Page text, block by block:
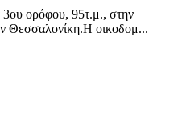
3ου ορόφου, 95τ.μ., στην
Θεσσαλονίκη.Η οικοδομ...